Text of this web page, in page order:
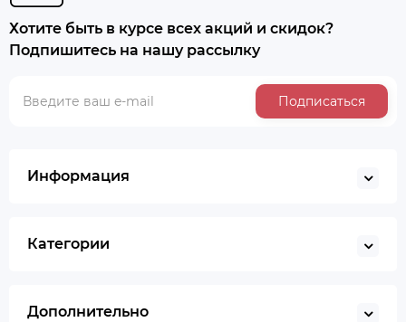
Хотите быть в курсе всех акций и скидок?
Подпишитесь на нашу рассылку
Подписаться
Информация
Категории
Дополнительно